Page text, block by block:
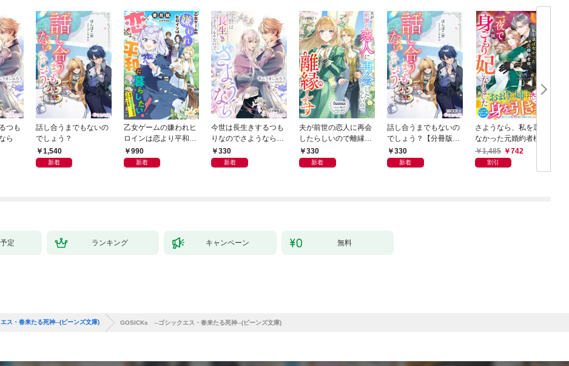
つも
ら
話し合うまでもないの
でしょう？
1,540
新着
乙女ゲームの嫌われヒ
ロインは恋より平和に
暮らしたい！（なのに
攻略対象たちがついて
990
新着
今世は長生きするつも
りなのでさようなら
【分冊版】1
330
新着
夫が前世の恋人に再会
したらしいので離縁し
ます【分冊版】1
330
新着
話し合うまでもないの
でしょう？【分冊版】
1 330
新着
さようなら、私を選ば
なかった元婚約者様。
一夜で大国君主の身ご
もり妃になりました
【電子限定SS付き】
1,485 742
割引
定 ランキング キャンペーン 無料
ス・春来たる死神─(ビーンズ文庫) GOSICKs ─ゴシックエス・春来たる死神─(ビーンズ文庫)